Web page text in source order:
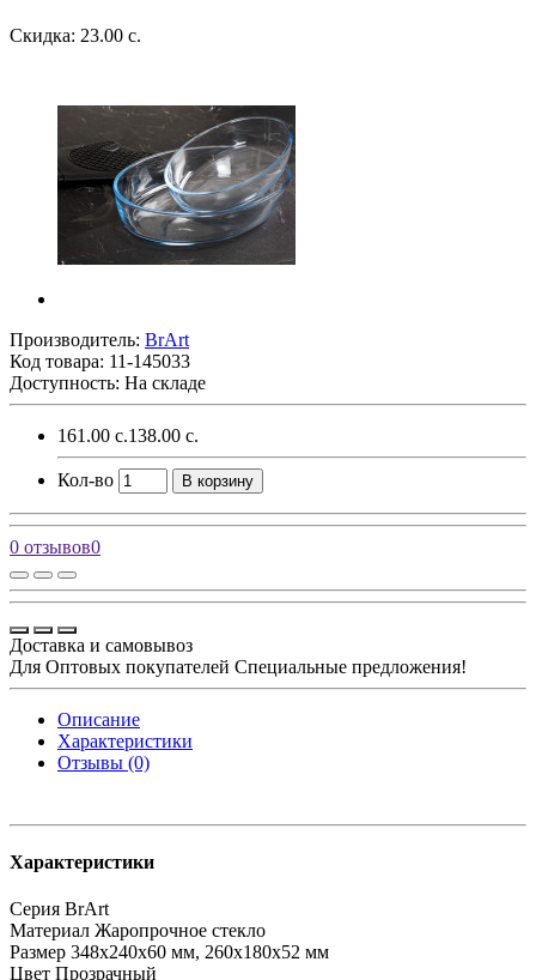
Скидка: 23.00 с.
Производитель: BrArt
Код товара: 11-145033
Доступность: На складе
161.00 с.138.00 с.
Кол-во В корзину
0 отзывов0
Доставка и самовывоз
Для Оптовых покупателей Специальные предложения!
Описание
Характеристики
Отзывы (0)
Характеристики
Серия BrArt
Материал Жаропрочное стекло
Размер 348х240х60 мм, 260х180х52 мм
Цвет Прозрачный